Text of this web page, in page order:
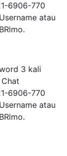
6906-770
atau
3 kali
6906-770
atau